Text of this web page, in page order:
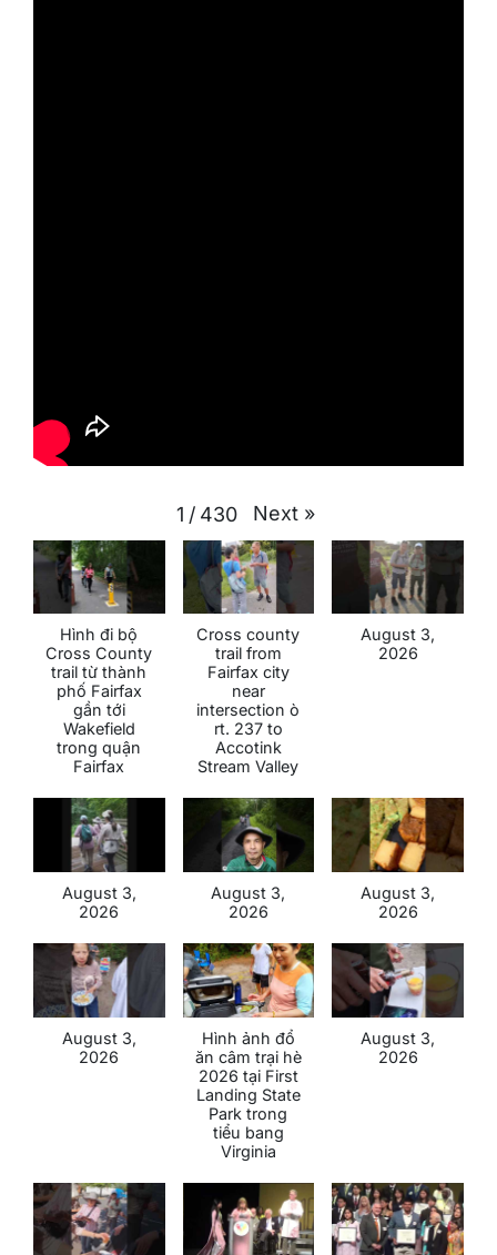
1 / 430 Next »
Hình đi bộ
Cross County
trail từ thành
phố Fairfax
gần tới
Wakefield
trong quận
Fairfax
Cross county
trail from
Fairfax city
near
intersection ò
rt. 237 to
Accotink
Stream Valley
August 3,
2026
August 3,
2026
August 3,
2026
August 3,
2026
August 3,
2026
Hình ảnh đổ
ăn câm trại hè
2026 tại First
Landing State
Park trong
tiểu bang
Virginia
August 3,
2026